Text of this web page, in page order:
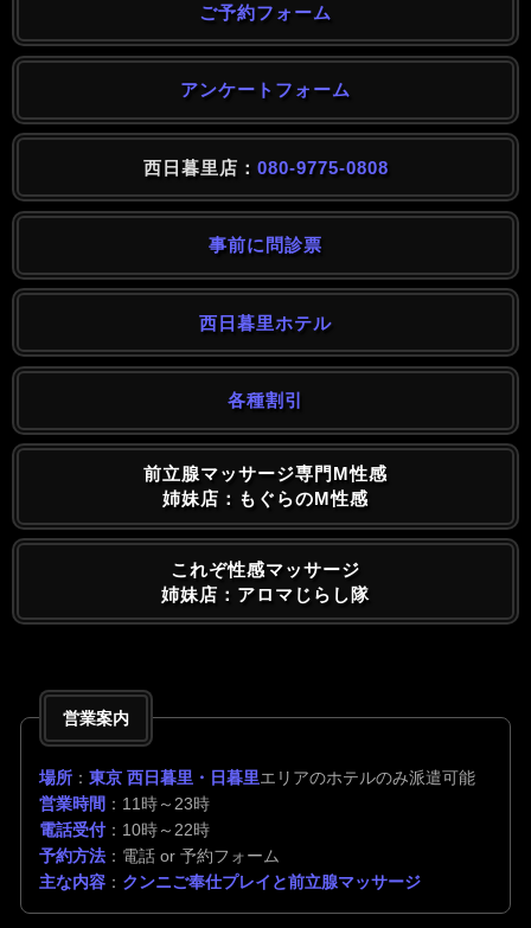
ご予約フォーム
アンケートフォーム
西日暮里店： 080-9775-0808
事前に問診票
西日暮里ホテル
各種割引
前立腺マッサージ専門M性感
姉妹店：もぐらのM性感
これぞ性感マッサージ
姉妹店：アロマじらし隊
営業案内
場所 ： 東京 西日暮里・日暮里エリアのホテルのみ派遣可能
営業時間 ：11時～23時
電話受付：10時～22時
予約方法 ：電話 or 予約フォーム
主な内容 ： クンニご奉仕プレイと前立腺マッサージ